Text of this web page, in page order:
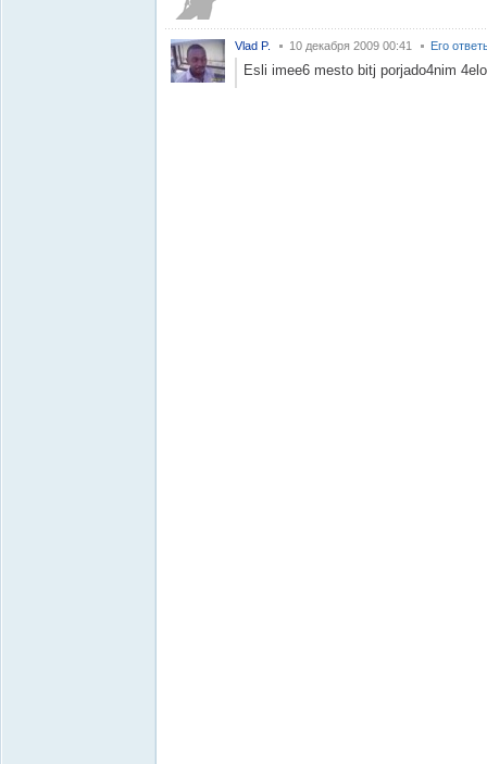
Vlad P. 10 декабря 2009 00:41 Его
Esli imee6 mesto bitj porjado4nim